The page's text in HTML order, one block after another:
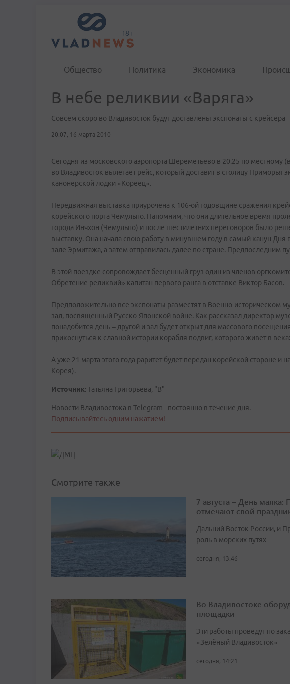
Общество Политика Экономика
В небе реликвии «Варяга»
Совсем скоро во Владивосток будут доставлены экспонаты с крейсера
20:07, 16 марта 2010
Сегодня из московского аэропорта Шереметьево в 20.25 по местному
во Владивосток вылетает рейс, который доставит в столицу Приморья
канонерской лодки «Кореец».
Передвижная выставка приурочена к 106-ой годовщине сражения
корейского порта Чемульпо. Напомним, что они длительное время
города Инчхон (Чемульпо) и после шестилетних переговоров было
выставку. Она начала свою работу в минувшем году в самый канун Дня
зале Эрмитажа, а затем отправилась далее по стране. Предпоследним
В этой поездке сопровождает бесценный груз один из членов
Обретение реликвий» капитан первого ранга в отставке Виктор Басов.
Предположительно все экспонаты разместят в Военно-историческом
зал, посвященный Русско-Японской войне. Как рассказал директор
понадобится день – другой и зал будет открыт для массового
прикоснуться к славной истории корабля подвиг, которого живет в
А уже 21 марта этого года раритет будет передан корейской стороне и
Корея).
Источник:Татьяна Григорьева, "В"
Новости Владивостока в Telegram - постоянно в течение дня.
Подписывайтесь одним нажатием!
Смотрите также
7 августа – День
отмечают свой
Дальний Восток России, и
роль в морских путях
сегодня, 13:46
Во Владивостоке
площадки
Эти работы проведут по
«Зелёный Владивосток»
сегодня, 14:21